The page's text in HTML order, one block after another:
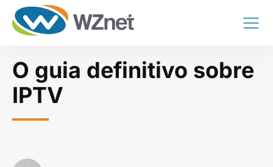
O guia definitivo sobre
IPTV